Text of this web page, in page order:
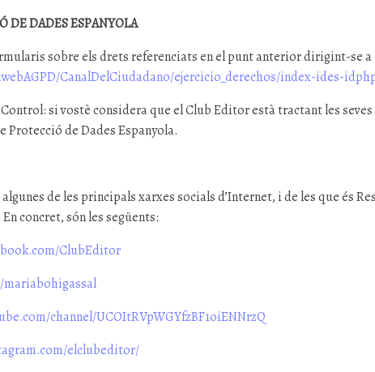
DE DADES ESPANYOLA
sobre els drets referenciats en el punt anterior dirigint-se a
CanalDelCiudadano/ejercicio_derechos/index-ides-
si vostè considera que el Club Editor està tractant les
Protecció de Dades Espanyola.
de les principals xarxes socials d’Internet, i de les que és
concret, són les següents:
ClubEditor
channel/UCOItRVpWGYfzBF1oiENNrzQ
elclubeditor/